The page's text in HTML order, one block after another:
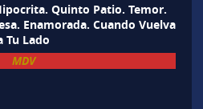
Quinto Patio. Temor.
Enamorada. Cuando Vuelva
Tu Lado
MDV